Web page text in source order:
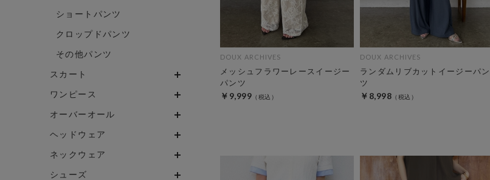
ショートパンツ
クロップドパンツ
その他パンツ
スカート
ワンピース
オーバーオール
ヘッドウェア
ネックウェア
シューズ
DOUX ARCHIVES
メッシュフラワーレースイージー
パンツ
￥9,999
DOUX ARCHIVES
ランダムリブカットイージーパン
ツ
￥8,998